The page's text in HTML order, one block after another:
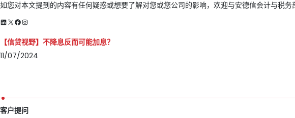
如您对本文提到的内容有任何疑惑或想要了解对您或您公司的影响，欢迎与安德信会计与税务
LinkedIn
X Facebook Instagram
【信贷视野】不降息反而可能加息？
11/07/2024
客户提问